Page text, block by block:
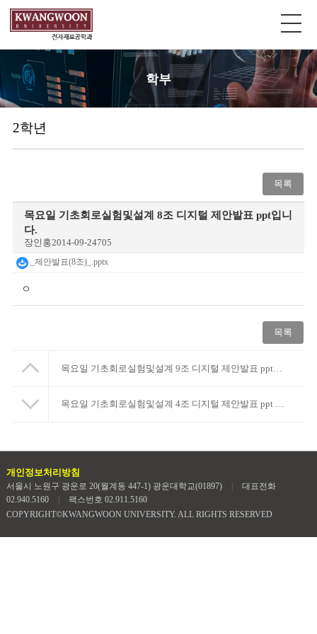
학부
2학년
목록
목요일 기초회로실험및설계 8조 디지털 제안발표 ppt입니
다.
장인홍2014-09-24705
_제안발표(8조)_.pptx
ㅇ
목록
목요일 기초회로실험및설계 9조 디지털 제안발표 ppt입니다.
목요일 기초회로실험및설계 4조 디지털 제안발표 ppt 입니다.
개인정보처리방침
서울시 노원구 광운로 20(월계동 447-1) 광운대학교(01897)
대표전화
02.940.5160
팩스번호 02.911.5160
COPYRIGHT©KWANGWOON UNIVERSITY. ALL RIGHTS RESERVED